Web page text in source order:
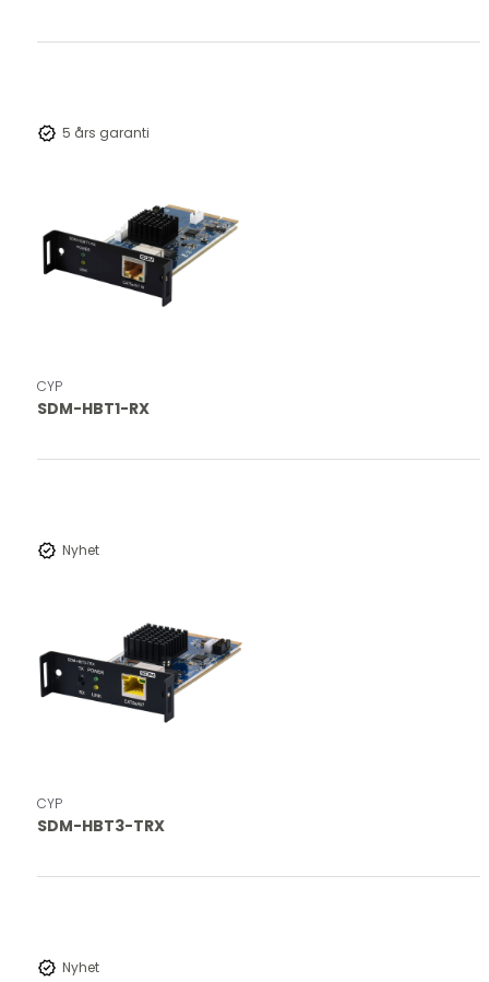
Verified 5 års garanti
CYP
SDM-HBT1-RX
new_releases Nyhet
CYP
SDM-HBT3-TRX
new_releases Nyhet